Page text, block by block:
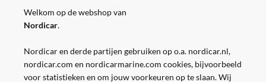
Volg ons
Welkom op de webshop van
Nordicar.
Nordicar en derde partijen gebruiken op o.a. nordicar.nl,
nordicar.com en nordicarmarine.com cookies, bijvoorbeeld
voor statistieken en om jouw voorkeuren op te slaan. Wij